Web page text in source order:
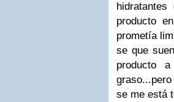
producto
prometía
se que
producto
se me está